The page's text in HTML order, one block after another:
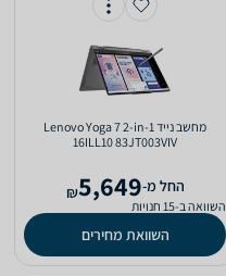
מחשב נייד Lenovo Yoga 7 2-in-1
16ILL10 83JT003VIV
‫החל מ-5,649
₪
השוואה ב-15 חנויות
השוואת מחירים